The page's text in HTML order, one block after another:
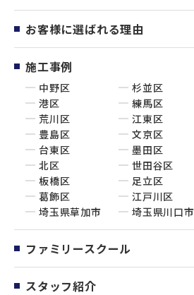
お客様に選ばれる理由
施工事例
中野区
杉並区
港区
練馬区
荒川区
江東区
豊島区
文京区
台東区
墨田区
北区
世田谷区
板橋区
足立区
葛飾区
江戸川区
埼玉県草加市
埼玉県川口市
ファミリースクール
スタッフ紹介